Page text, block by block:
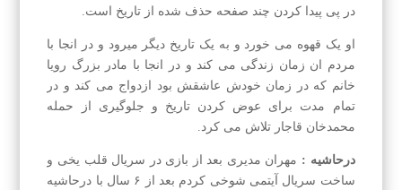
در پی پیدا کردن چند صفحه حذف شده از تاریخ است.
او یک قهوه می خورد و به یک تاریخ دیگر میرود و در انجا با
مردم ان زمان زندگی می کند و در انجا با مادر بزرگ رویا
خانم که در زمان خودش عاشقش بود ازدواج می کند و در
تمام مدت برای عوض کردن تاریخ و جلوگیری از حمله
محمدخان قاجار تلاش می کرد.
درحاشیه : مهران مدیری بعد از بازی در سریال قلب یخی و
ساخت سریال آیتمی شوخی کردم بعد از ۶ سال با درحاشیه